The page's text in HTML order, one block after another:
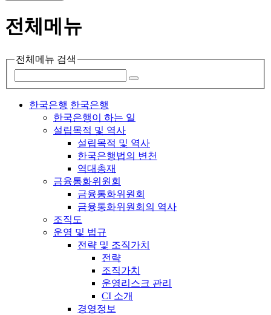
전체메뉴
전체메뉴 검색
한국은행 한국은행
한국은행이 하는 일
설립목적 및 역사
설립목적 및 역사
한국은행법의 변천
역대총재
금융통화위원회
금융통화위원회
금융통화위원회의 역사
조직도
운영 및 법규
전략 및 조직가치
전략
조직가치
운영리스크 관리
CI 소개
경영정보